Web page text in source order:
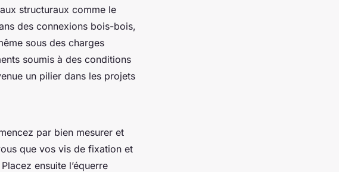
structuraux comme le
des connexions bois-bois,
sous des charges
soumis à des conditions
un pilier dans les projets
par bien mesurer et
que vos vis de fixation et
ensuite l’équerre